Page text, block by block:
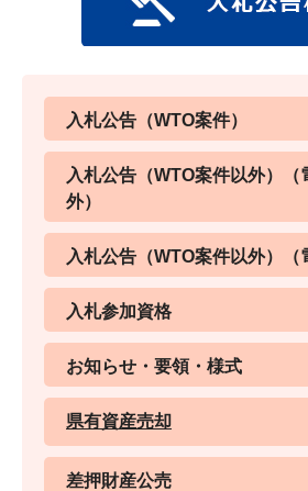
入札公告（WTO案件）
入札公告（WTO案件以外）（
外）
入札公告（WTO案件以外）（
入札参加資格
お知らせ・要領・様式
県有資産売却
差押財産公売